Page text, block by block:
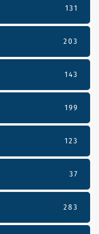
131
203
143
199
123
37
283